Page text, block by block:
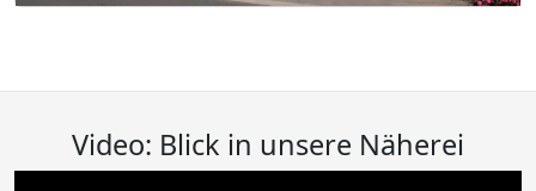
Video: Blick in unsere Näherei